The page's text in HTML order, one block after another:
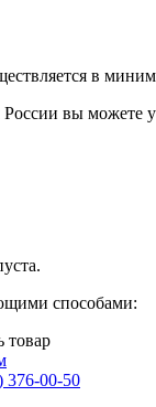
в
вы можете
способами:
товар
376-00-50